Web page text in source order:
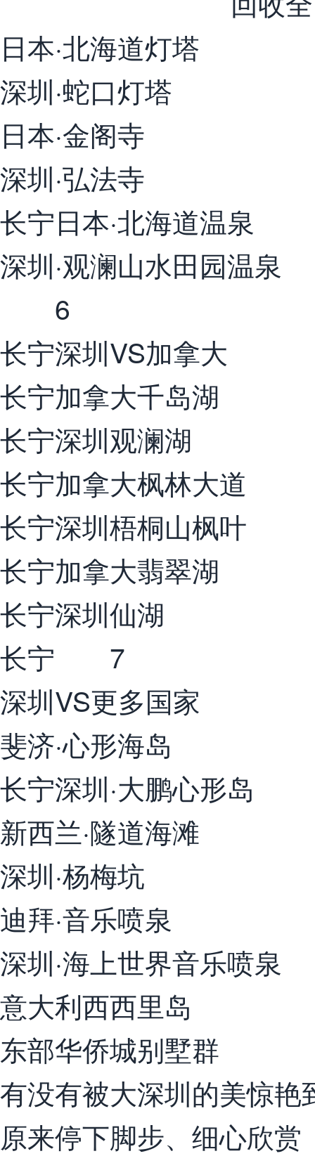
日本·北海道灯塔
深圳·蛇口灯塔
日本·金阁寺
深圳·弘法寺
长宁日本·北海道温泉
深圳·观澜山水田园温泉
6
长宁深圳VS加拿大
长宁加拿大千岛湖
长宁深圳观澜湖
长宁加拿大枫林大道
长宁深圳梧桐山枫叶
长宁加拿大翡翠湖
长宁深圳仙湖
长宁 7
深圳VS更多国家
斐济·心形海岛
长宁深圳·大鹏心形岛
新西兰·隧道海滩
深圳·杨梅坑
迪拜·音乐喷泉
深圳·海上世界音乐喷泉
意大利西西里岛
东部华侨城别墅群
有没有被大深圳的美惊艳
原来停下脚步、细心欣赏